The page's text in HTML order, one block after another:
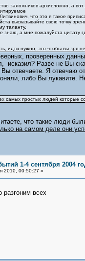
заложников архисложно, а вот
что это я такое
высказывайте свою точку
таланту.
а мне пожалуйста цитату
идти нужно, это чтобы вы зря не
проверенных
исказил? Разве не Вы
отвечаете. Я отвечаю
либо Вы лукавите.
самых простых людей которые
что такие люди
на самом деле они
1-4 сентября 2004
2010, 00:50:27 »
разгоним всех